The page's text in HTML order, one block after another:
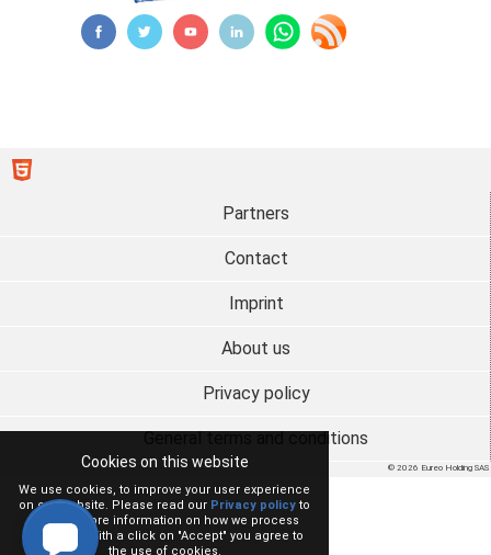
Cookies on this website
We use cookies, to improve your user experience
on our website. Please read our Privacy policy to
receive more information on how we process
your data. With a click on "Accept" you agree to
the use of cookies.
© 2026 Eureo Holding SAS
Partners
Contact
Imprint
About us
Privacy policy
General terms and conditions